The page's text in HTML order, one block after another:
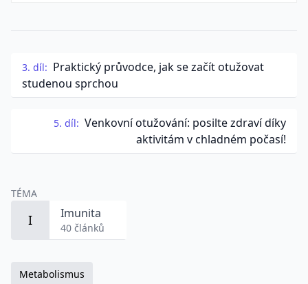
3. díl: Praktický průvodce, jak se začít otužovat
studenou sprchou
5. díl: Venkovní otužování: posilte zdraví díky
aktivitám v chladném počasí!
TÉMA
I Imunita
40 článků
Metabolismus